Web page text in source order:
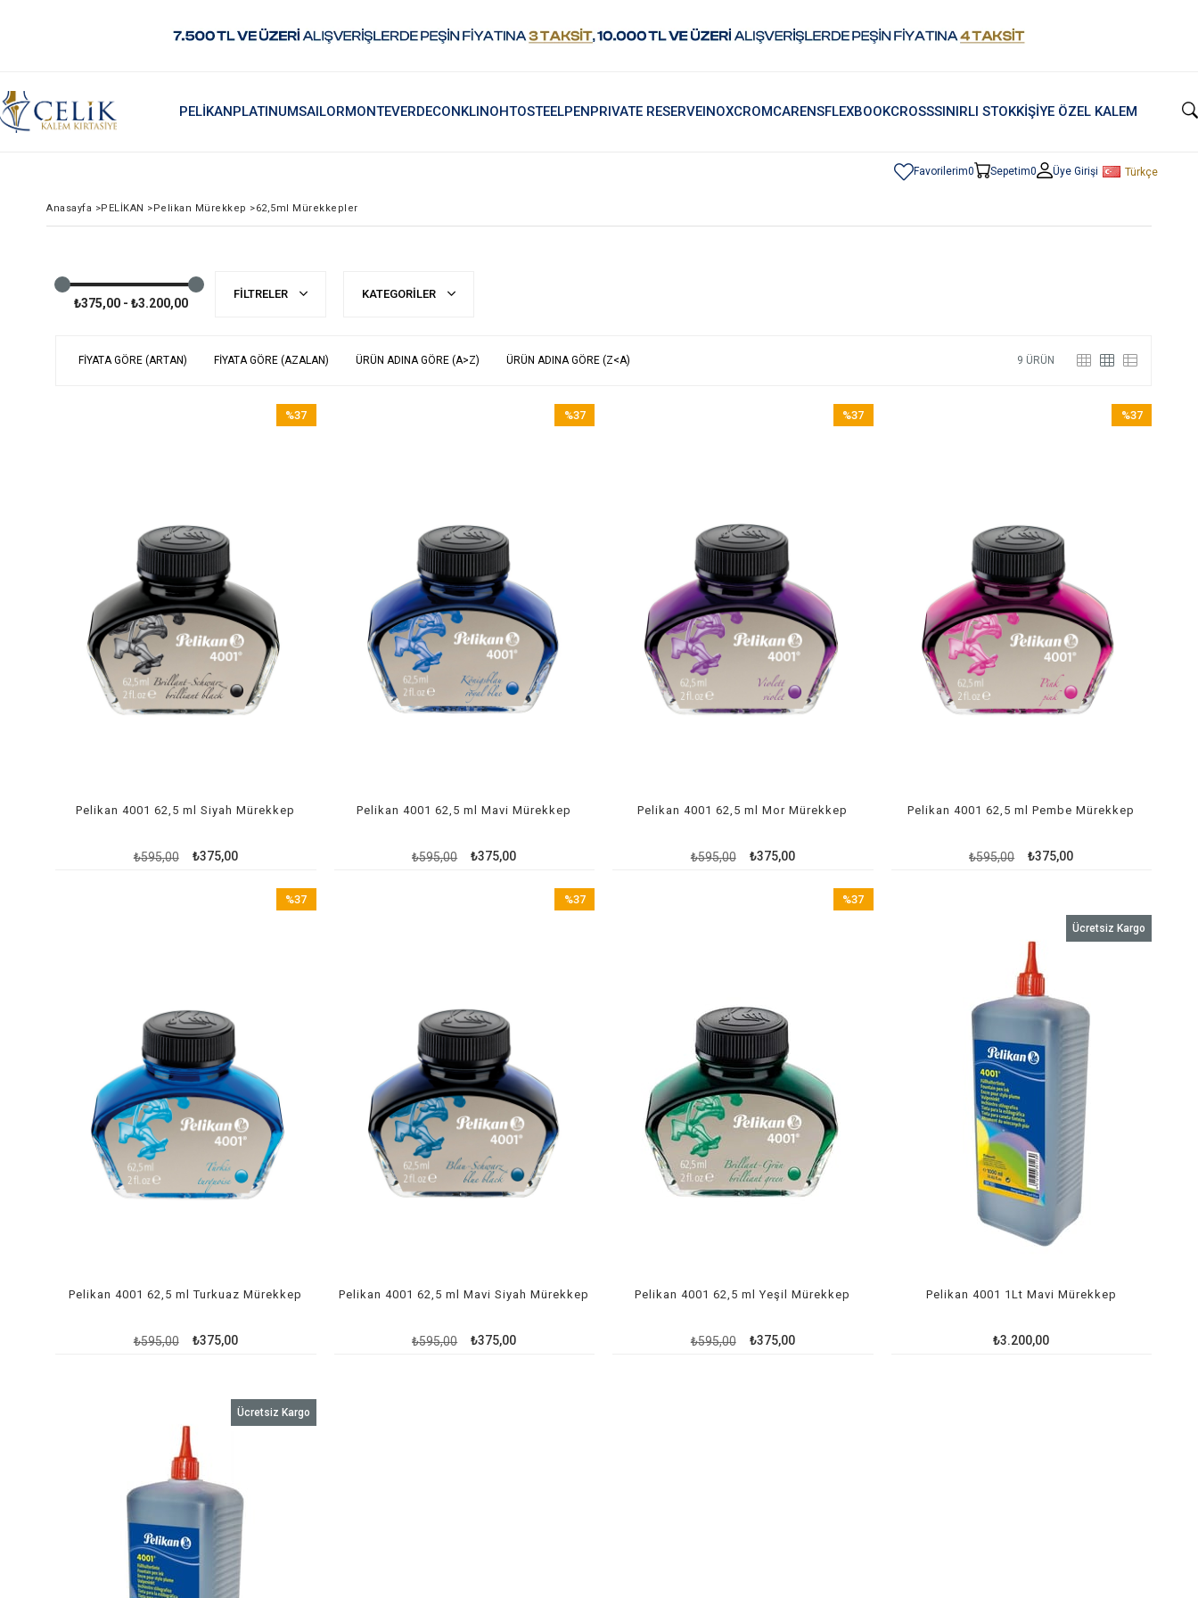
PELİKANPLATINUMSAILORMONTEVERDECONKLINOHTOSTEELPENPRIVATE RESERVEINOXCROMCARENSFLEXBOOKCROSSSINIRLI STOKKİŞİYE ÖZEL KALEM
Favorilerim0 Sepetim0 Üye Girişi Türkçe
Anasayfa >PELİKAN >Pelikan Mürekkep >62,5ml Mürekkepler
₺375,00 - ₺3.200,00
FILTRELER KATEGORILER
FIYATA GÖRE (ARTAN) FIYATA GÖRE (AZALAN) ÜRÜN ADINA GÖRE (A>Z) ÜRÜN ADINA GÖRE (Z<A) 9 ÜRÜN
Pelikan 4001 62,5 ml Siyah Mürekkep
₺375,00
₺595,00
%37
Pelikan 4001 62,5 ml Mavi Mürekkep
₺375,00
₺595,00
%37
Pelikan 4001 62,5 ml Mor Mürekkep
₺375,00
₺595,00
%37
Pelikan 4001 62,5 ml Pembe Mürekkep
₺375,00
₺595,00
%37
Pelikan 4001 62,5 ml Turkuaz Mürekkep
₺375,00
₺595,00
%37
Pelikan 4001 62,5 ml Mavi Siyah Mürekkep
₺375,00
₺595,00
%37
Pelikan 4001 62,5 ml Yeşil Mürekkep
₺375,00
₺595,00
%37
Pelikan 4001 1Lt Mavi Mürekkep
₺3.200,00
Ücretsiz Kargo
Ücretsiz Kargo